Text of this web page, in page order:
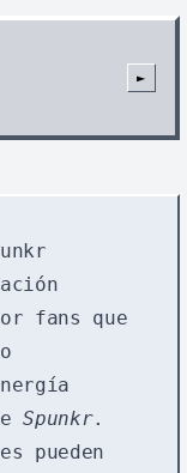
►
fans que
Spunkr.
pueden